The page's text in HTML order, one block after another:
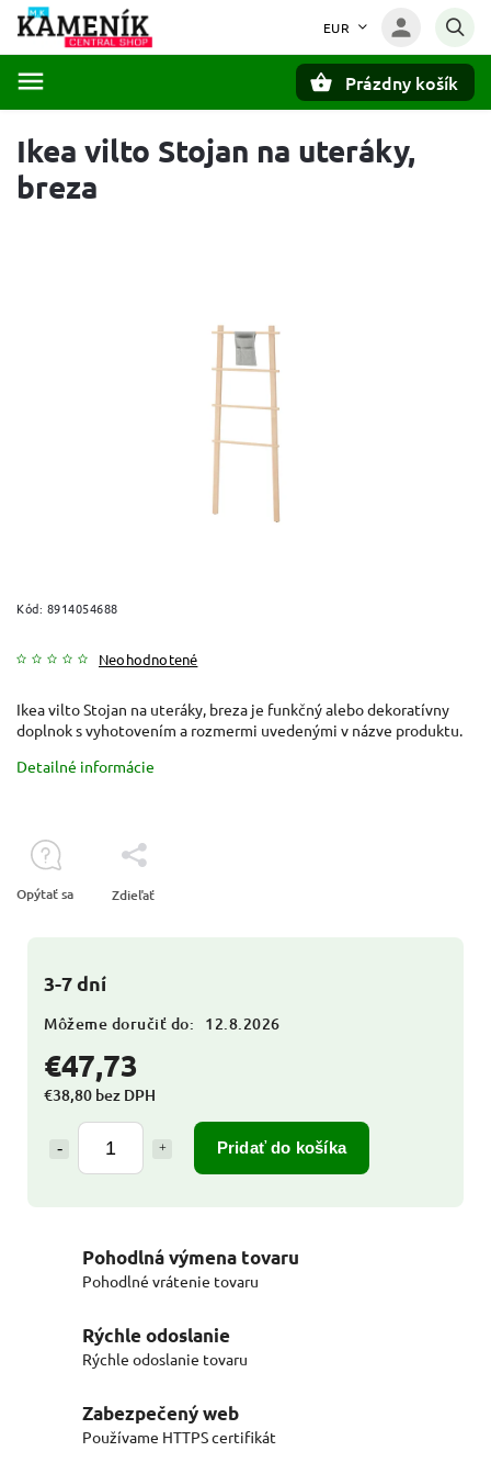
EUR
Prázdny košík
Ikea vilto Stojan na uteráky,
breza
Kód: 8914054688
Neohodnotené
€47,73
€38,80 bez DPH
Pridať do košíka
3-7 dní
Môžeme doručiť do: 12.8.2026
Ikea vilto Stojan na uteráky, breza je funkčný alebo dekoratívny
doplnok s vyhotovením a rozmermi uvedenými v názve produktu.
Detailné informácie
Opýtať sa Zdieľať
Pohodlná výmena tovaru
Pohodlné vrátenie tovaru
Rýchle odoslanie
Rýchle odoslanie tovaru
Zabezpečený web
Používame HTTPS certifikát